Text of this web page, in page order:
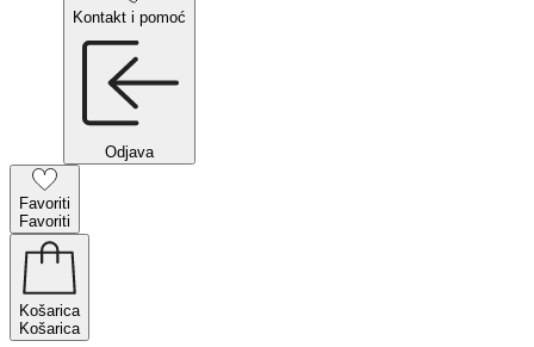
Kontakt i pomoć
Odjava
Favoriti
Favoriti
Košarica
Košarica